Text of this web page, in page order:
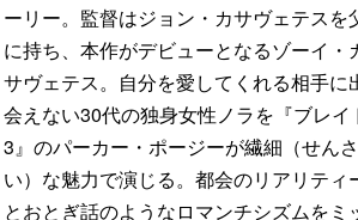
ーリー。監督はジョン・カサヴェテスを
に持ち、本作がデビューとなるゾーイ・
サヴェテス。自分を愛してくれる相手に
会えない30代の独身女性ノラを『ブレイ
3』のパーカー・ポージーが繊細（せんさ
い）な魅力で演じる。都会のリアリティ
とおとぎ話のようなロマンチシズムをミ